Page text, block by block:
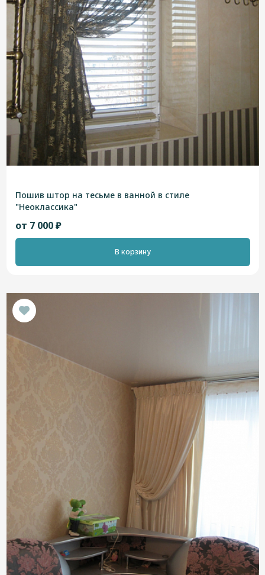
Пошив штор на тесьме в ванной в стиле
"Неоклассика"
от 7 000 ₽
В корзину